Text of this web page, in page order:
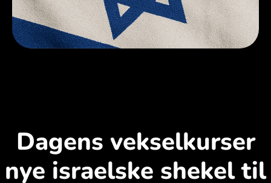
Dagens vekselkurser
nye israelske shekel til